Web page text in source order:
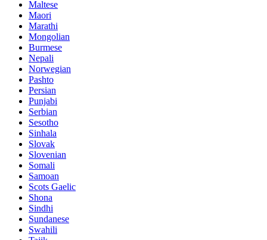
Maltese
Maori
Marathi
Mongolian
Burmese
Nepali
Norwegian
Pashto
Persian
Punjabi
Serbian
Sesotho
Sinhala
Slovak
Slovenian
Somali
Samoan
Scots Gaelic
Shona
Sindhi
Sundanese
Swahili